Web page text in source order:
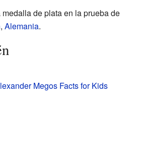
de plata en la prueba de
, Alemania.
Megos Facts for Kids